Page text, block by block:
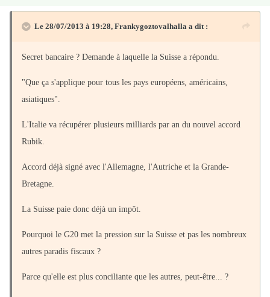
Le 28/07/2013 à 19:28, Frankygoztovalhalla a dit :
Secret bancaire ? Demande à laquelle la Suisse a répondu.
"Que ça s'applique pour tous les pays européens, américains,
asiatiques".
L'Italie va récupérer plusieurs milliards par an du nouvel accord
Rubik.
Accord déjà signé avec l'Allemagne, l'Autriche et la Grande-
Bretagne.
La Suisse paie donc déjà un impôt.
Pourquoi le G20 met la pression sur la Suisse et pas les nombreux
autres paradis fiscaux ?
Parce qu'elle est plus conciliante que les autres, peut-être... ?